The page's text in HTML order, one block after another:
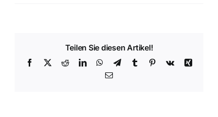
Teilen Sie diesen Artikel!
Facebook
X RedditLinkedInWhatsApp
TelegramTumblr Pinterest
Vk
Xing
E-